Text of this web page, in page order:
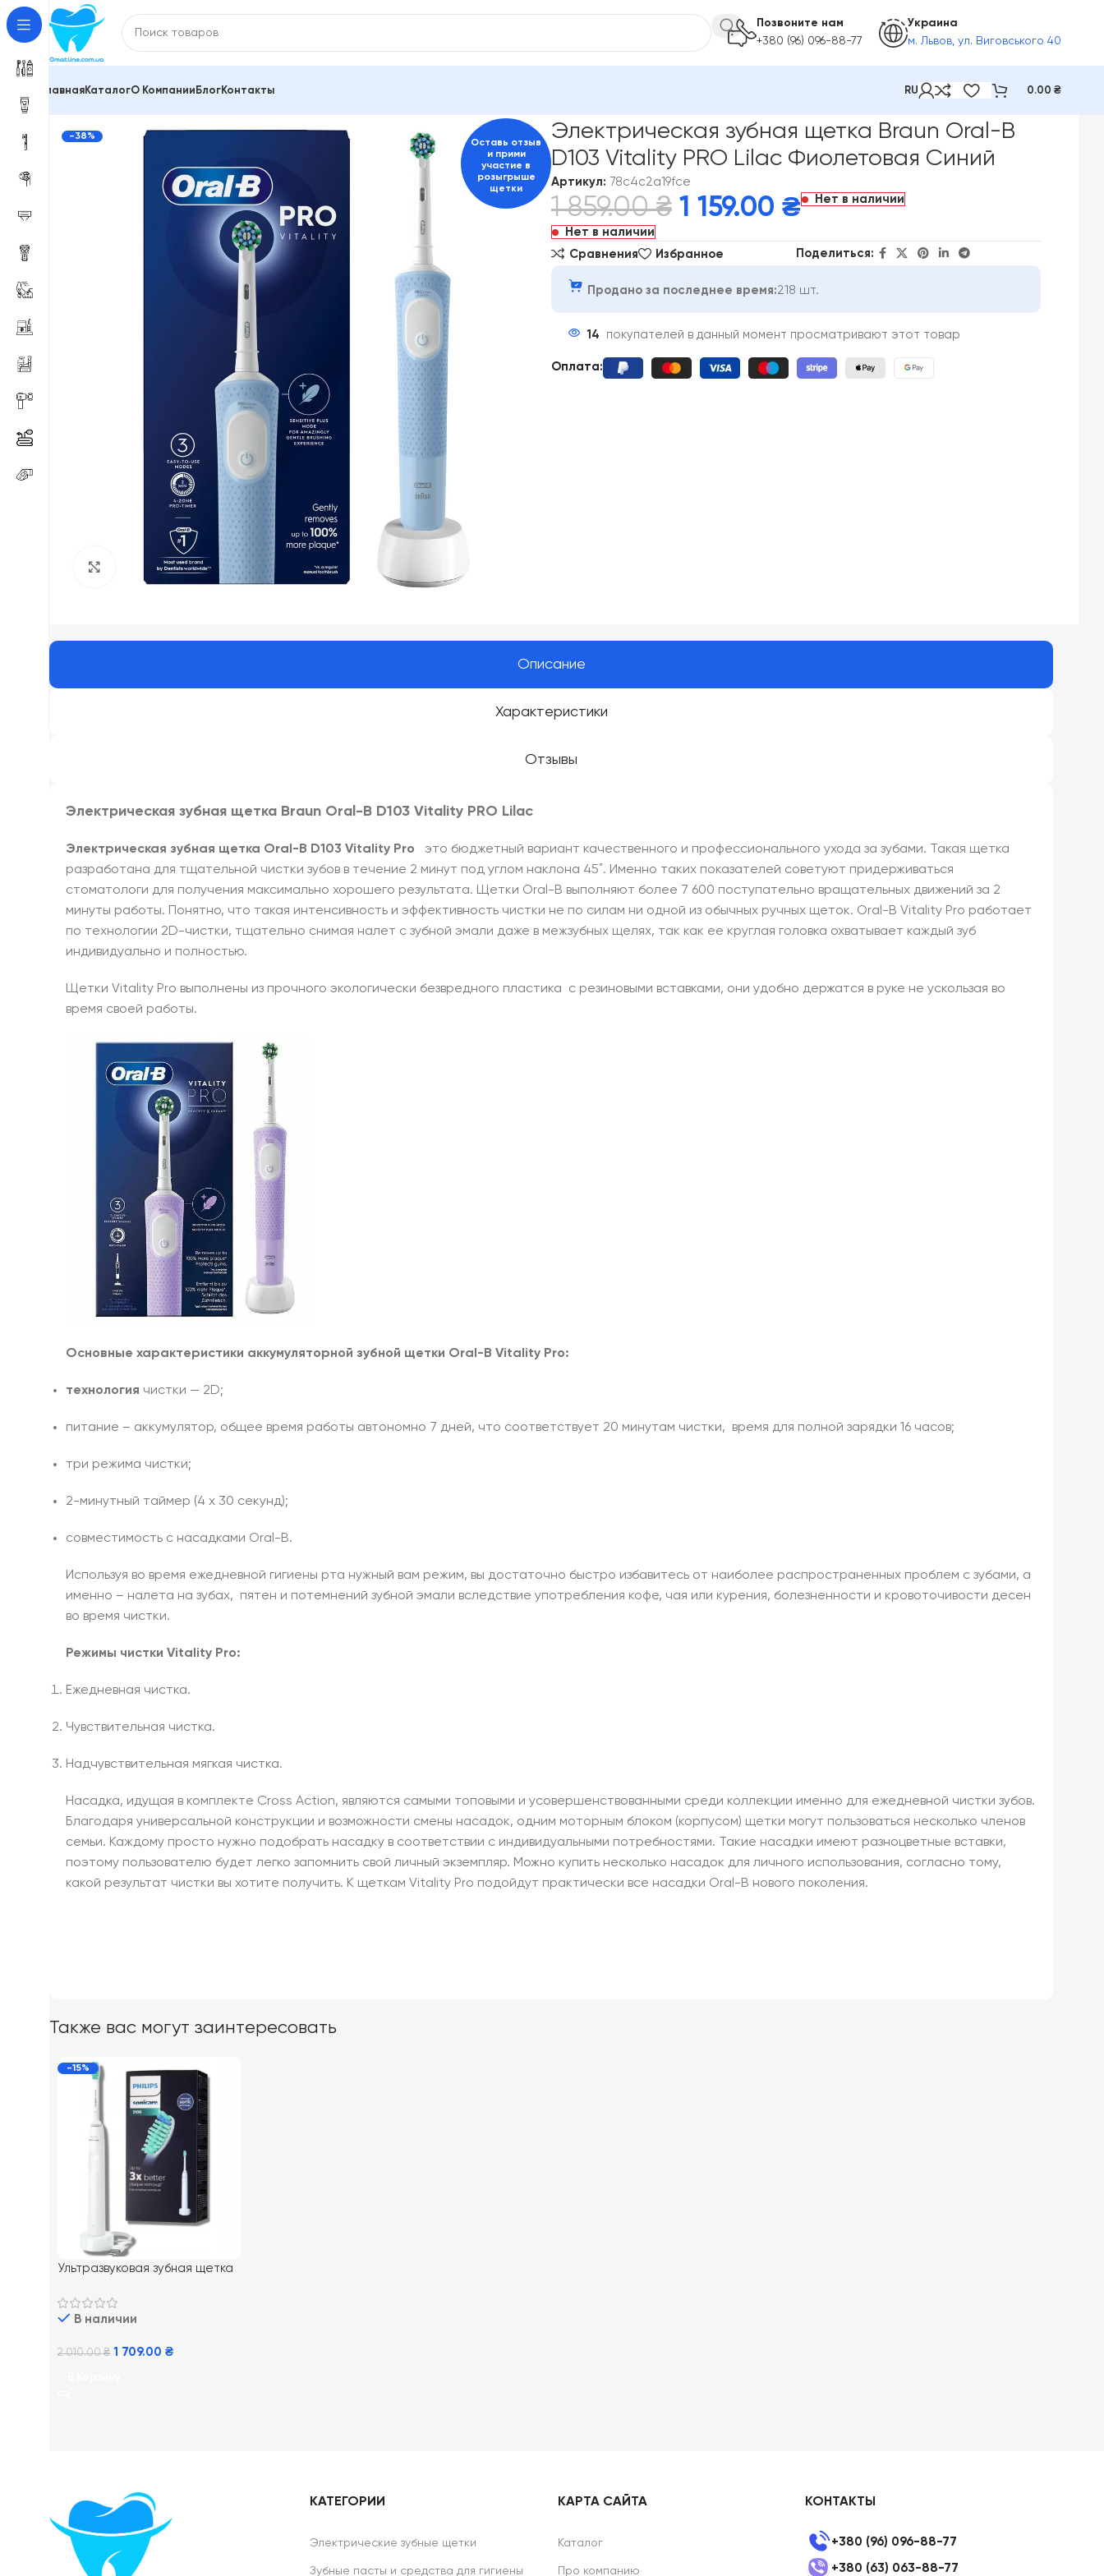
Позвоните нам
+380 (96) 096-88-77
Украина
м. Львов, ул. Виговського 40
ГлавнаяКаталогО Компании БлогКонтакты RU 0.00 ₴
-38%
Click to enlarge
Оставь отзыв
и прими
участие в
розыгрыше
щетки
Электрическая зубная щетка Braun Oral-B
D103 Vitality PRO Lilac Фиолетовая Синий
Артикул: 78c4c2a19fce
1 859.00₴ 1 159.00 ₴ Нет в наличии
Нет в наличии
Сравнения
Избранное Поделиться:
Продано за последнее время:218 шт.
14 покупателей в данный момент просматривают этот товар
Оплата:
Описание
Характеристики
Отзывы
Электрическая зубная щетка Braun Oral-B D103 Vitality PRO Lilac
Электрическая зубная щетка Oral-B D103 Vitality Pro
это бюджетный вариант качественного и профессионального ухода за зубами. Такая щетка
разработана для тщательной чистки зубов в течение 2 минут под углом наклона 45˚. Именно таких показателей советуют придерживаться
стоматологи для получения максимально хорошего результата. Щетки Oral-B выполняют более 7 600 поступательно вращательных движений за 2
минуты работы. Понятно, что такая интенсивность и эффективность чистки не по силам ни одной из обычных ручных щеток. Oral-B Vitality Pro работает
по технологии 2D-чистки, тщательно снимая налет с зубной эмали даже в межзубных щелях, так как ее круглая головка охватывает каждый зуб
индивидуально и полностью.
Щетки Vitality Pro выполнены из прочного экологически безвредного пластика с резиновыми вставками, они удобно держатся в руке не ускользая во
время своей работы.
Основные характеристики аккумуляторной зубной щетки Oral-B Vitality Pro:
технология чистки — 2D;
питание – аккумулятор, общее время работы автономно 7 дней, что соответствует 20 минутам чистки, время для полной зарядки 16 часов;
три режима чистки;
2-минутный таймер (4 х 30 секунд);
совместимость с насадками Oral-B.
Используя во время ежедневной гигиены рта нужный вам режим, вы достаточно быстро избавитесь от наиболее распространенных проблем с зубами, а
именно – налета на зубах, пятен и потемнений зубной эмали вследствие употребления кофе, чая или курения, болезненности и кровоточивости десен
во время чистки.
Режимы чистки Vitality Pro:
Ежедневная чистка.
Чувствительная чистка.
Надчувствительная мягкая чистка.
Насадка, идущая в комплекте Cross Action, являются самыми топовыми и усовершенствованными среди коллекции именно для ежедневной чистки зубов.
Благодаря универсальной конструкции и возможности смены насадок, одним моторным блоком (корпусом) щетки могут пользоваться несколько членов
семьи. Каждому просто нужно подобрать насадку в соответствии с индивидуальными потребностями. Такие насадки имеют разноцветные вставки,
поэтому пользователю будет легко запомнить свой личный экземпляр. Можно купить несколько насадок для личного использования, согласно тому,
какой результат чистки вы хотите получить. К щеткам Vitality Pro подойдут практически все насадки Oral-B нового поколения.
Также вас могут заинтересовать
-15%
Ультразвуковая зубная щетка
Clean HX3651/13
В наличии
2 010.00₴ 1 709.00 ₴
КАТЕГОРИИ
Электрические зубные щетки
Зубные пасты и средства для гигиены
КАРТА САЙТА
Каталог
Про компанию
КОНТАКТЫ
+380 (96) 096-88-77
+380 (63) 063-88-77